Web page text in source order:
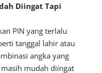
Diingat Tapi
PIN yang terlalu
tanggal lahir atau
angka yang
mudah diingat